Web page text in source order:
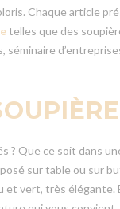
Chaque article
telles que des
séminaire
Que ce soit dans
sur table ou
vert, très